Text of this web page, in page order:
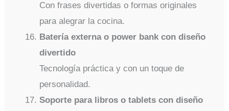
Con frases divertidas o formas originales
para alegrar la cocina.
Batería externa o power bank con diseño
divertido
Tecnología práctica y con un toque de
personalidad.
Soporte para libros o tablets con diseño